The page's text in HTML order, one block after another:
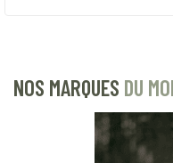
NOS MARQUES DU